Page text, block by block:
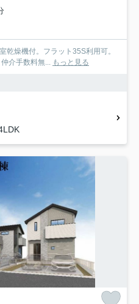
乾燥機付。フラット35S利用可。
介手数料無... もっと見る